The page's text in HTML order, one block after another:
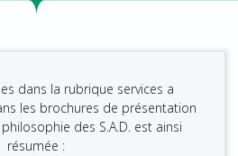
dans la rubrique services a
les brochures de présentation
des S.A.D. est ainsi
résumée :